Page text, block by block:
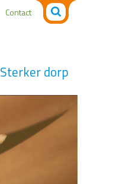
Zoeken
naar:
Contact
Sterker dorp